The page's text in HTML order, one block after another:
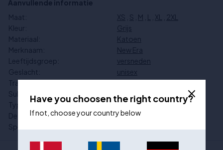
Aanvullende informatie
Maat:
XS S M L XL
2XL
Kleur:
Grijs
Materiaal:
Katoen
Merknaam:
New Era
Leeftijdsgroep:
versneden
Geslacht:
unisex
Trainingsmateriaal en uitrusting: Kleding
Subcategorie:
T-shirts
Type sport:
Basketbal
De competitie:
NBA
Speciale aanbiedingen:
Have you choosen the right country?
If not, choose your country below